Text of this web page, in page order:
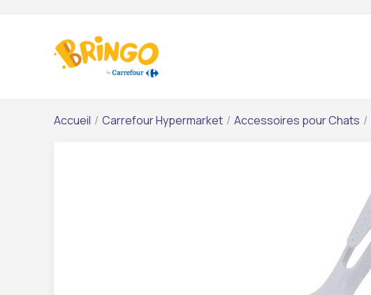
Accueil / Carrefour Hypermarket / Accessoires pour Chats /